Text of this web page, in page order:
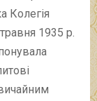
Колегія
1935 р.